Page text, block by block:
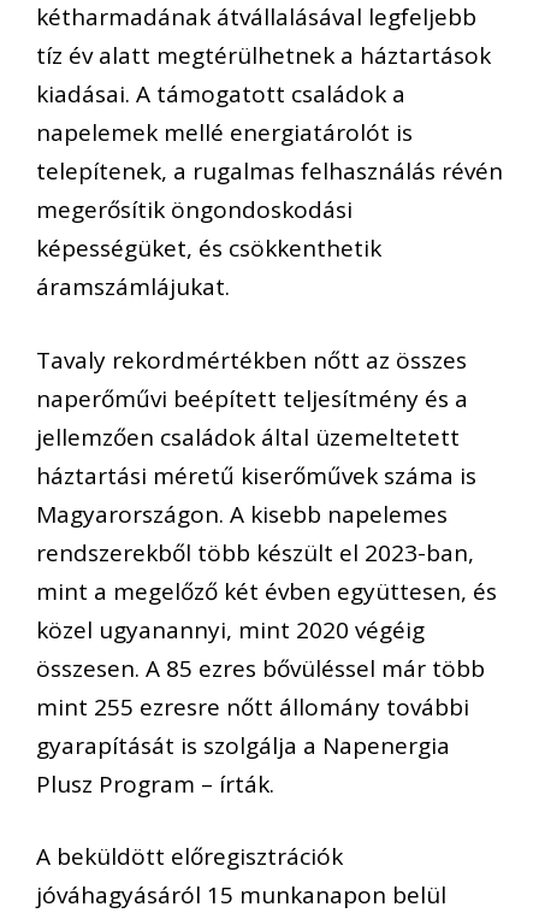
kétharmadának átvállalásával legfeljebb
tíz év alatt megtérülhetnek a háztartások
kiadásai. A támogatott családok a
napelemek mellé energiatárolót is
telepítenek, a rugalmas felhasználás révén
megerősítik öngondoskodási
képességüket, és csökkenthetik
áramszámlájukat.
Tavaly rekordmértékben nőtt az összes
naperőművi beépített teljesítmény és a
jellemzően családok által üzemeltetett
háztartási méretű kiserőművek száma is
Magyarországon. A kisebb napelemes
rendszerekből több készült el 2023-ban,
mint a megelőző két évben együttesen, és
közel ugyanannyi, mint 2020 végéig
összesen. A 85 ezres bővüléssel már több
mint 255 ezresre nőtt állomány további
gyarapítását is szolgálja a Napenergia
Plusz Program – írták.
A beküldött előregisztrációk
jóváhagyásáról 15 munkanapon belül